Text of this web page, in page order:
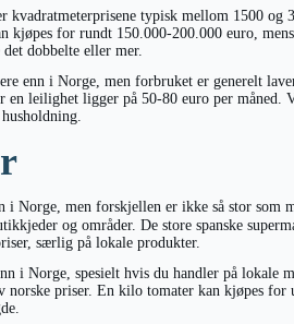
typisk mellom 1500 og
for rundt 150.000-200.000 euro,
dobbelte eller mer.
enn i Norge, men forbruket er generelt
leilighet ligger på 50-80 euro per måned.
i Norge, men forskjellen er ikke så stor som
og områder. De store spanske
særlig på lokale produkter.
i Norge, spesielt hvis du handler på lokale
norske priser. En kilo tomater kan kjøpes for